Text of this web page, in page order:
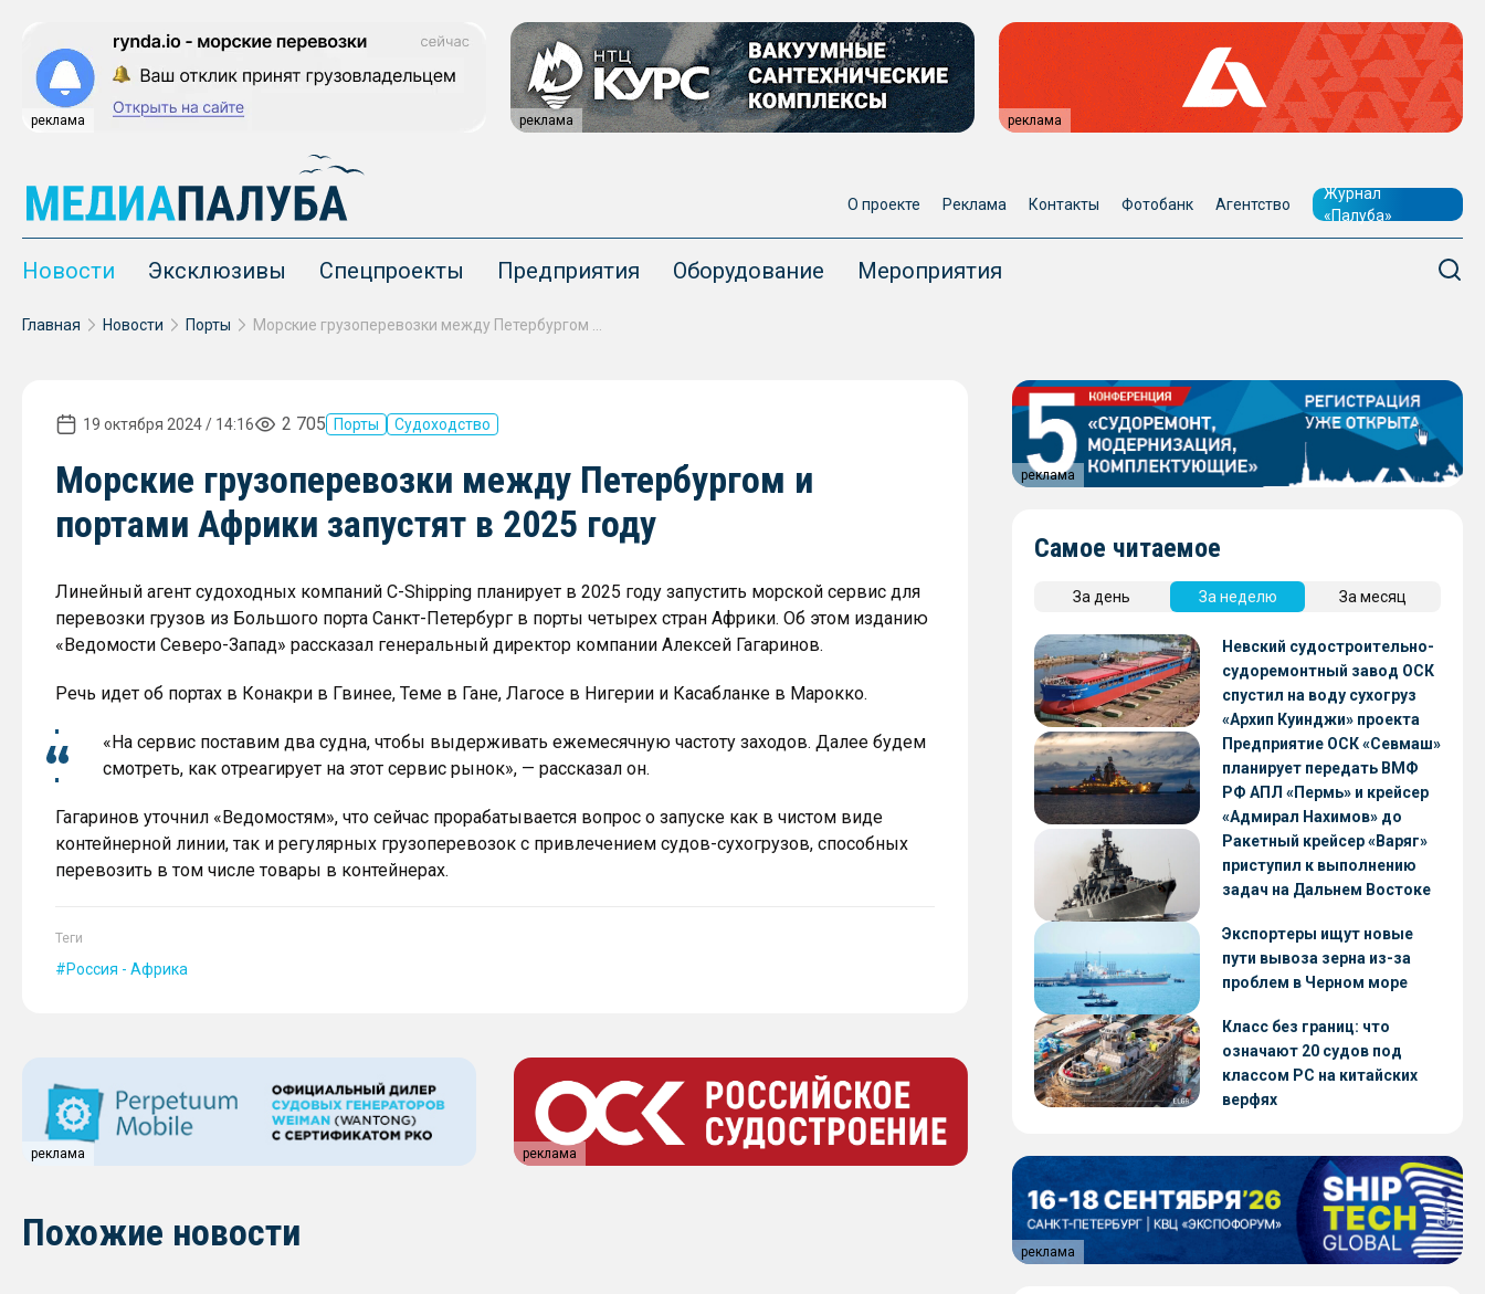
реклама реклама реклама
О проекте Реклама Контакты Фотобанк Агентство
Журнал
«Палуба»
Новости Эксклюзивы Спецпроекты Предприятия Оборудование Мероприятия
Главная Новости Порты
19 октября 2024 / 14:16 2 705 Порты Судоходство
Морские грузоперевозки между Петербургом и
портами Африки запустят в 2025 году
Линейный агент судоходных компаний C-Shipping планирует в 2025 году запустить морской сервис для
перевозки грузов из Большого порта Санкт-Петербург в порты четырех стран Африки. Об этом изданию
«Ведомости Северо-Запад» рассказал генеральный директор компании Алексей Гагаринов.
Речь идет об портах в Конакри в Гвинее, Теме в Гане, Лагосе в Нигерии и Касабланке в Марокко.
«На сервис поставим два судна, чтобы выдерживать ежемесячную частоту заходов. Далее будем
смотреть, как отреагирует на этот сервис рынок», — рассказал он.
Гагаринов уточнил «Ведомостям», что сейчас прорабатывается вопрос о запуске как в чистом виде
контейнерной линии, так и регулярных грузоперевозок с привлечением судов-сухогрузов, способных
перевозить в том числе товары в контейнерах.
Теги
Россия - Африка
реклама реклама
Похожие новости
реклама
Самое читаемое
За день За неделю За месяц
Невский судостроительно-
судоремонтный завод ОСК
спустил на воду сухогруз
«Архип Куинджи» проекта
RSD59
Предприятие ОСК «Севмаш»
планирует передать ВМФ
РФ АПЛ «Пермь» и крейсер
«Адмирал Нахимов» до
конца 2026 года
Ракетный крейсер «Варяг»
приступил к выполнению
задач на Дальнем Востоке
Экспортеры ищут новые
пути вывоза зерна из-за
проблем в Черном море
Класс без границ: что
означают 20 судов под
классом РС на китайских
верфях
реклама